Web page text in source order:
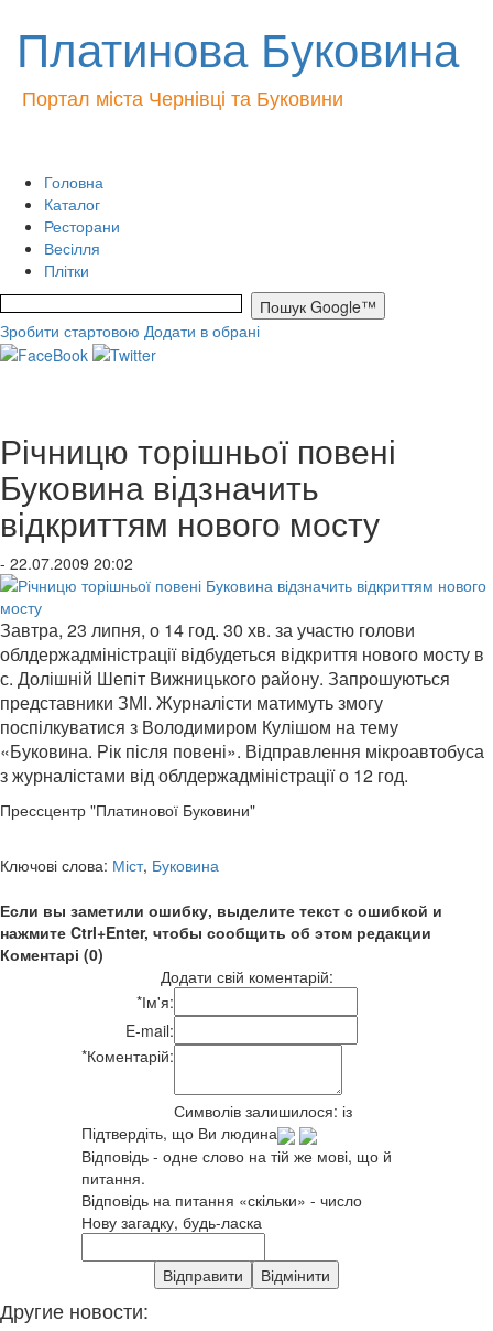
Платинова Буковина
Портал міста Чернівці та Буковини
Головна
Каталог
Ресторани
Весілля
Плітки
Зробити стартовою Додати в обрані
Річницю торішньої повені
Буковина відзначить
відкриттям нового мосту
- 22.07.2009 20:02
Завтра, 23 липня, о 14 год. 30 хв. за участю голови
облдержадміністрації відбудеться відкриття нового мосту в
с. Долішній Шепіт Вижницького району. Запрошуються
представники ЗМІ. Журналісти матимуть змогу
поспілкуватися з Володимиром Кулішом на тему
«Буковина. Рік після повені». Відправлення мікроавтобуса
з журналістами від облдержадміністрації о 12 год.
Прессцентр "Платинової Буковини"
Ключові слова: Міст, Буковина
Если вы заметили ошибку, выделите текст с ошибкой и
нажмите Ctrl+Enter, чтобы сообщить об этом редакции
Коментарі (0)
Додати свій коментарій:
*Ім'я:
E-mail:
*Коментарій:
Символів залишилося: із
Підтвердіть, що Ви людина
Відповідь - одне слово на тій же мові, що й
питання.
Відповідь на питання «скільки» - число
Нову загадку, будь-ласка
Другие новости: